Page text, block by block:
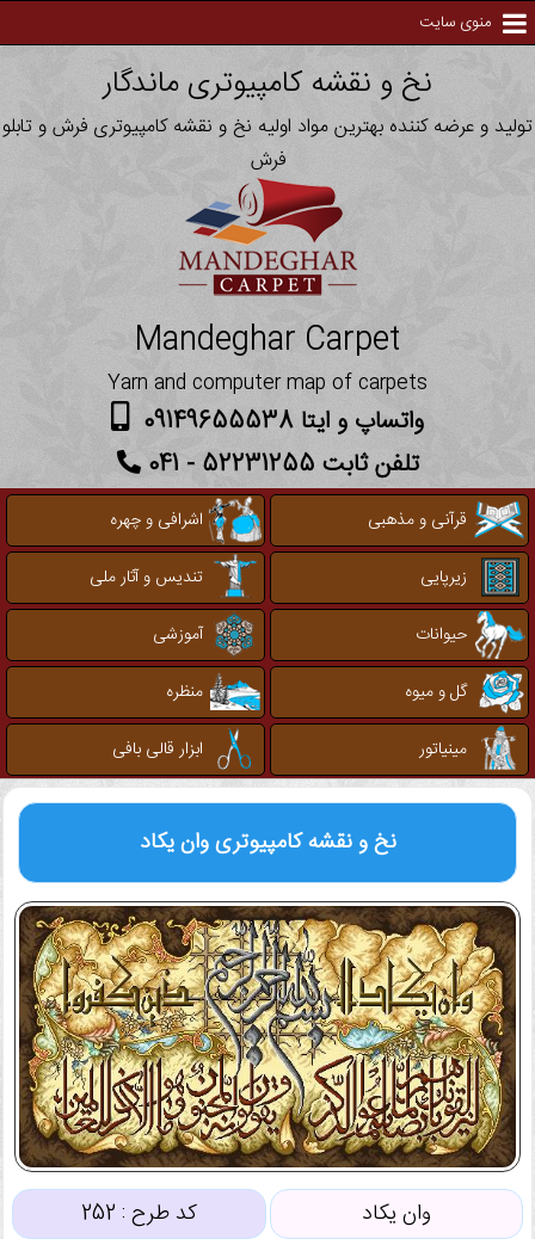
منوی سایت
نخ و نقشه کامپیوتری ماندگار
تولید و عرضه کننده بهترین مواد اولیه نخ و نقشه کامپیوتری فرش و تابلو
فرش
Mandeghar Carpet
Yarn and computer map of carpets
واتساپ و ایتا 09149655538
تلفن ثابت 52231255 - 041
قرآنی و مذهبی
اشرافی و چهره
زیرپایی
تندیس و آثار ملی
حیوانات
آموزشی
گل و میوه
منظره
مینیاتور
ابزار قالی بافی
نخ و نقشه کامپیوتریوان یکاد
وان یکاد کد طرح : 252